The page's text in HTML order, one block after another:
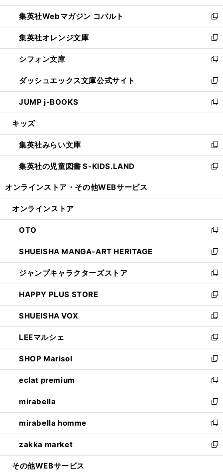
開
く
ウ
で
開
く
ン
ド
ウ
で
開
く
ウ
ィ
ン
ド
ウ
で
開
く
集英社Webマガジン コバルト
新
し
い
ウ
ィ
ン
ド
ウ
で
開
集英社オレンジ文庫
新
し
い
ウ
ィ
ン
ド
ウ
開
く
シフォン文庫
新
し
い
ウ
ィ
ン
ウ
で
開
く
ダッシュエックス文庫公式サイト
新
し
い
ウ
ン
ド
ウ
で
JUMP j-BOOKS
新
し
ウ
ィ
ン
ド
開
キッズ
集英社みらい文庫
新
し
い
ン
ウ
で
開
く
集英社の児童図書 S-KIDS.LAND
新
ウ
ン
ド
ウ
で
開
く
オンラインストア・ その他WEBサービス
オンラインストア
OTO
新
し
い
ウ
ィ
ン
ド
ウ
で
開
く
SHUEISHA MANGA-ART HERITAGE
新
し
い
ウ
ィ
ン
ド
ウ
で
開
く
ジャンプキャラクターズストア
新
し
い
ウ
ィ
ン
ド
ウ
で
開
く
HAPPY PLUS STORE
新
し
い
ウ
ィ
ン
ド
ウ
で
開
く
SHUEISHA VOX
新
し
い
ウ
ィ
ン
ド
ウ
で
開
く
LEEマルシェ
新
し
い
ウ
ィ
ン
ド
ウ
で
開
く
SHOP Marisol
新
し
い
ウ
ィ
ン
ド
ウ
で
開
eclat premium
新
し
い
ウ
ィ
ン
ド
ウ
mirabella
新
し
い
ウ
ィ
ン
mirabella homme
新
し
い
ウ
zakka market
新
し
その他WEBサービス